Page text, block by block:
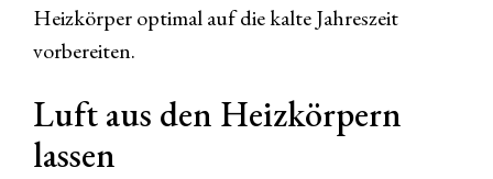
Heizkörper optimal auf die kalte Jahreszeit
vorbereiten.
Luft aus den Heizkörpern
lassen